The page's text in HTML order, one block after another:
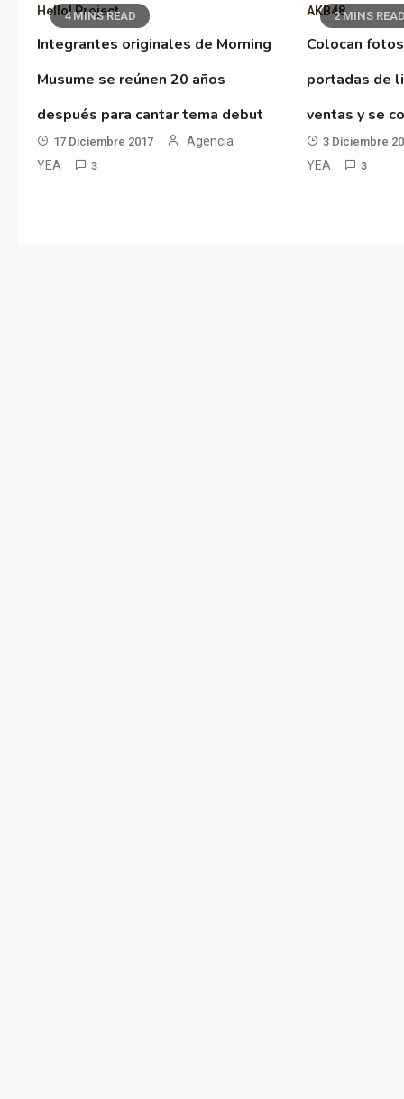
4 MINS READ
Hello! Project
Integrantes originales de Morning
Musume se reúnen 20 años
después para cantar tema debut
17 Diciembre 2017
Agencia
YEA
3
2 MINS READ
AKB48
Colocan
portadas de
ventas y se
3 Diciembre
YEA
3